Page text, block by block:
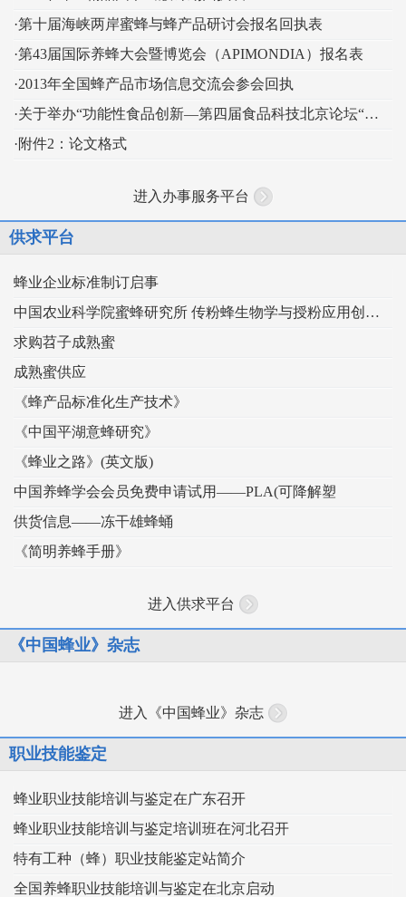
·第十届海峡两岸蜜蜂与蜂产品研讨会报名回执表
·第43届国际养蜂大会暨博览会（APIMONDIA）报名表
·2013年全国蜂产品市场信息交流会参会回执
·关于举办“功能性食品创新—第四届食品科技北京论坛“的通知
·附件2：论文格式
进入办事服务平台
供求平台
蜂业企业标准制订启事
中国农业科学院蜜蜂研究所 传粉蜂生物学与授粉应用创新团队
求购苕子成熟蜜
成熟蜜供应
《蜂产品标准化生产技术》
《中国平湖意蜂研究》
《蜂业之路》(英文版)
中国养蜂学会会员免费申请试用——PLA(可降解塑
供货信息——冻干雄蜂蛹
《简明养蜂手册》
进入供求平台
《中国蜂业》杂志
进入《中国蜂业》杂志
职业技能鉴定
蜂业职业技能培训与鉴定在广东召开
蜂业职业技能培训与鉴定培训班在河北召开
特有工种（蜂）职业技能鉴定站简介
全国养蜂职业技能培训与鉴定在北京启动